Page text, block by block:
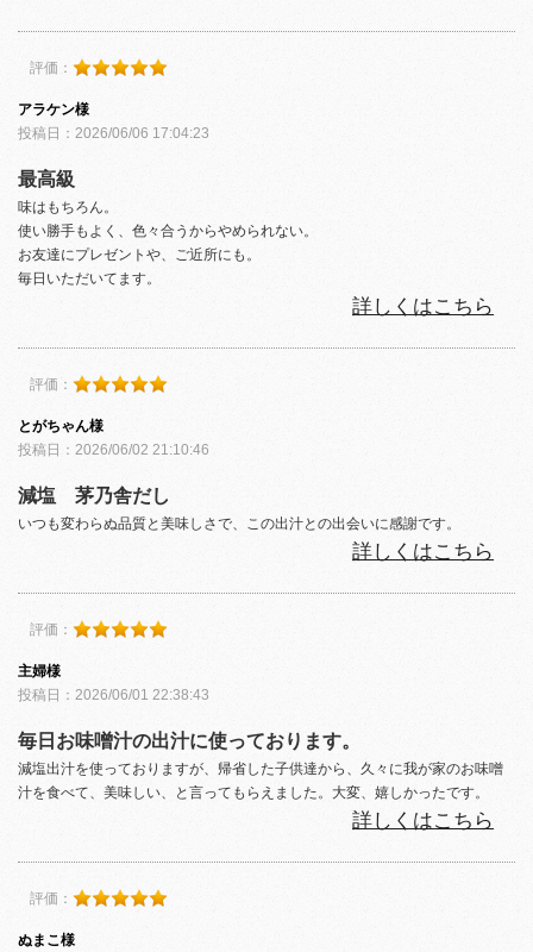
評価：
アラケン様
投稿日：2026/06/06 17:04:23
最高級
味はもちろん。
使い勝手もよく、色々合うからやめられない。
お友達にプレゼントや、ご近所にも。
毎日いただいてます。
詳しくはこちら
評価：
とがちゃん様
投稿日：2026/06/02 21:10:46
減塩 茅乃舎だし
いつも変わらぬ品質と美味しさで、この出汁との出会いに感謝です。
詳しくはこちら
評価：
主婦様
投稿日：2026/06/01 22:38:43
毎日お味噌汁の出汁に使っております。
減塩出汁を使っておりますが、帰省した子供達から、久々に我が家のお味噌
汁を食べて、美味しい、と言ってもらえました。大変、嬉しかったです。
詳しくはこちら
評価：
ぬまこ様